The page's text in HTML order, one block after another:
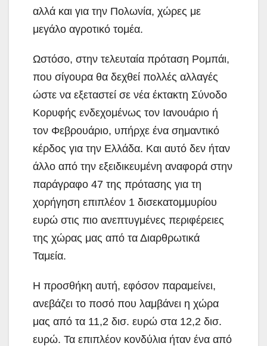
αλλά και για την Πολωνία, χώρες με
μεγάλο αγροτικό τομέα.
Ωστόσο, στην τελευταία πρόταση Ρομπάι,
που σίγουρα θα δεχθεί πολλές αλλαγές
ώστε να εξεταστεί σε νέα έκτακτη Σύνοδο
Κορυφής ενδεχομένως τον Ιανουάριο ή
τον Φεβρουάριο, υπήρχε ένα σημαντικό
κέρδος για την Ελλάδα. Και αυτό δεν ήταν
άλλο από την εξειδικευμένη αναφορά στην
παράγραφο 47 της πρότασης για τη
χορήγηση επιπλέον 1 δισεκατομμυρίου
ευρώ στις πιο ανεπτυγμένες περιφέρειες
της χώρας μας από τα Διαρθρωτικά
Ταμεία.
Η προσθήκη αυτή, εφόσον παραμείνει,
ανεβάζει το ποσό που λαμβάνει η χώρα
μας από τα 11,2 δισ. ευρώ στα 12,2 δισ.
ευρώ. Τα επιπλέον κονδύλια ήταν ένα από